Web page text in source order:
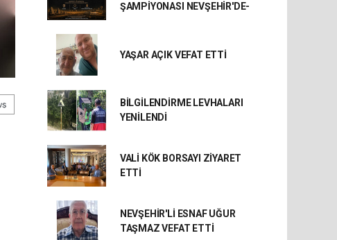
ŞAMPİYONASI NEVŞEHİR'DE-
YAŞAR AÇIK VEFAT ETTİ
BİLGİLENDİRME LEVHALARI
YENİLENDİ
VALİ KÖK BORSAYI ZİYARET
ETTİ
NEVŞEHİR'Lİ ESNAF UĞUR
TAŞMAZ VEFAT ETTİ